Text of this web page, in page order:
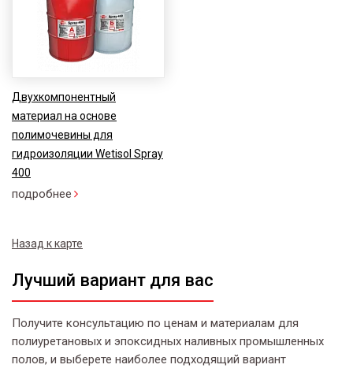
Двухкомпонентный
материал на основе
полимочевины для
гидроизоляции Wetisol Spray
400
подробнее
Назад к карте
Лучший вариант для вас
Получите консультацию по ценам и материалам для
полиуретановых и эпоксидных наливных промышленных
полов, и выберете наиболее подходящий вариант